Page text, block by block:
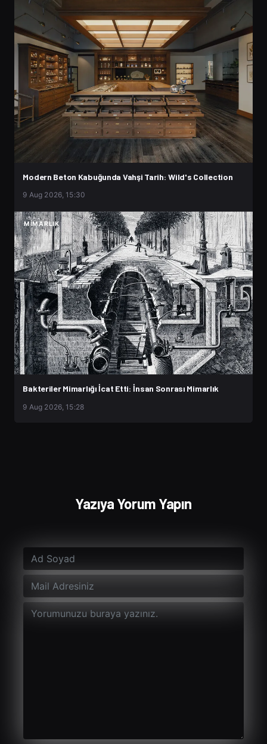
Modern Beton Kabuğunda Vahşi Tarih: Wild's Collection
9 Aug 2026, 15:30
MIMARLIK
Bakteriler Mimarlığı İcat Etti: İnsan Sonrası Mimarlık
9 Aug 2026, 15:28
Yazıya Yorum Yapın